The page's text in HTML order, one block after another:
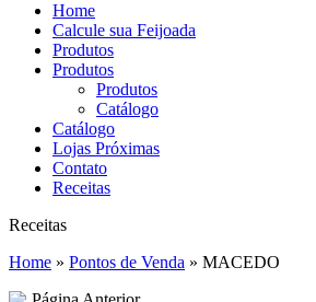
Home
Calcule sua Feijoada
Produtos
Produtos
Produtos
Catálogo
Catálogo
Lojas Próximas
Contato
Receitas
Receitas
Home » Pontos de Venda » MACEDO